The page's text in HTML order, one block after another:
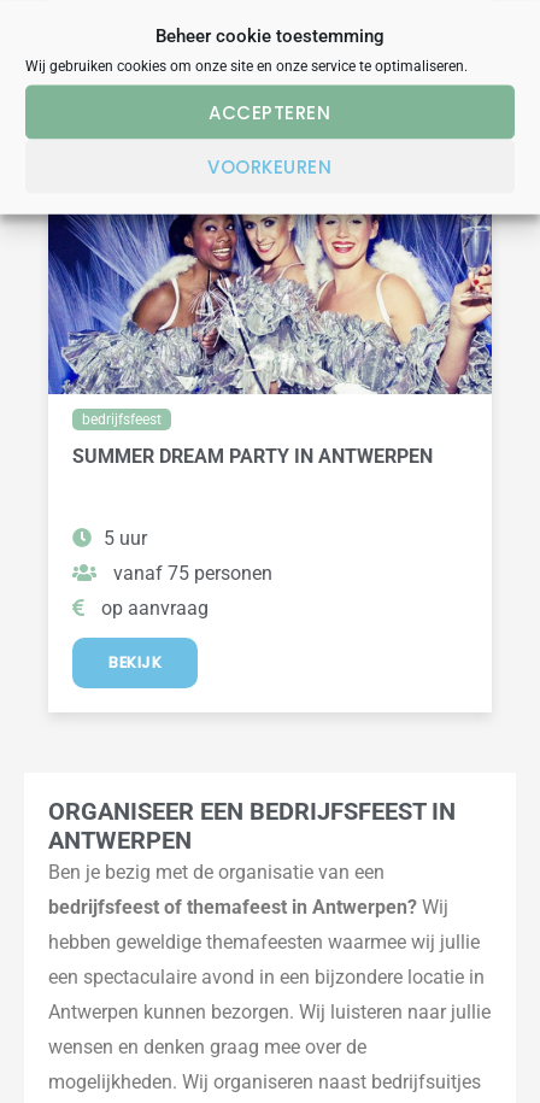
Beheer cookie toestemming
Wij gebruiken cookies om onze site en onze service te optimaliseren.
ACCEPTEREN
VOORKEUREN
op aanvraag
bedrijfsfeest
SUMMER DREAM PARTY IN ANTWERPEN
5 uur
vanaf 75 personen
op aanvraag
BEKIJK
ORGANISEER EEN BEDRIJFSFEEST IN
ANTWERPEN
Ben je bezig met de organisatie van een
bedrijfsfeest of themafeest in Antwerpen? Wij
hebben geweldige themafeesten waarmee wij jullie
een spectaculaire avond in een bijzondere locatie in
Antwerpen kunnen bezorgen. Wij luisteren naar jullie
wensen en denken graag mee over de
mogelijkheden. Wij organiseren naast bedrijfsuitjes